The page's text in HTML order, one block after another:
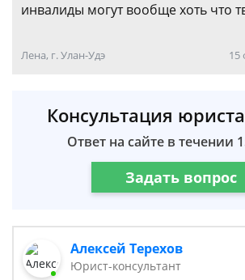
инвалиды могут вообще хоть что
Лена, г. Улан-Удэ 15
Консультация
Ответ на сайте в течении
Задать вопрос
Алексей Терехов
Юрист-консультант